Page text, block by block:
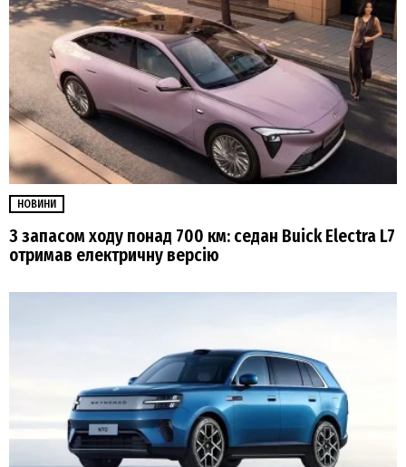
НОВИНИ
З запасом ходу понад 700 км: седан Buick Electra L7
отримав електричну версію